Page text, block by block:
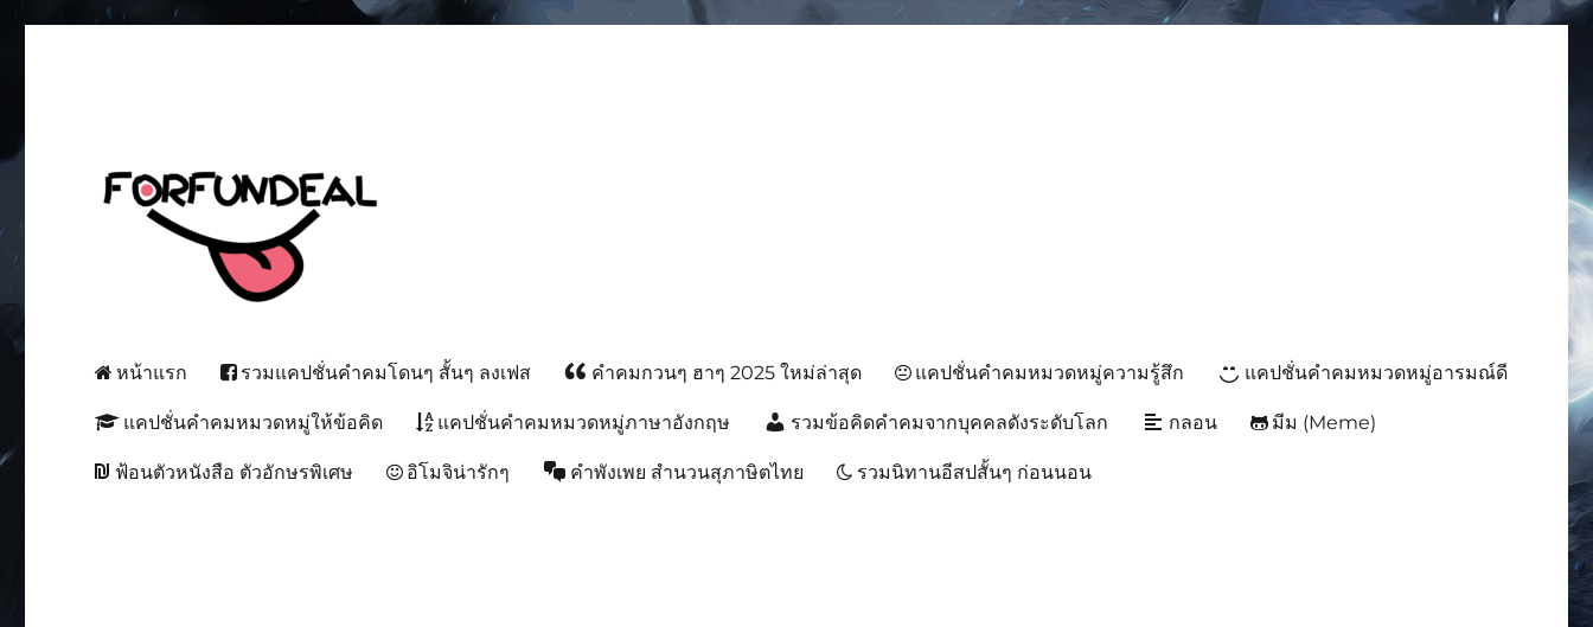
forfundeal | รวมแคปชั่นคำคม, คำพังเพยสำนวนสุภาษิต, กลอน, มีมโดนๆ 2025 ฮาๆ
หน้าแรก รวมแคปชั่นคำคมโดนๆ สั้นๆ ลงเฟส คำคมกวนๆ ฮาๆ 2025 ใหม่ล่าสุด แคปชั่นคำคมหมวดหมู่ความรู้สึก แคปชั่นคำคมหมวดหมู่อารมณ์ดี
แคปชั่นคำคมหมวดหมู่ให้ข้อคิด แคปชั่นคำคมหมวดหมู่ภาษาอังกฤษ รวมข้อคิดคำคมจากบุคคลดังระดับโลก กลอน มีม (Meme)
ฟ้อนตัวหนังสือ ตัวอักษรพิเศษ อิโมจิน่ารักๆ คำพังเพย สำนวนสุภาษิตไทย รวมนิทานอีสปสั้นๆ ก่อนนอน